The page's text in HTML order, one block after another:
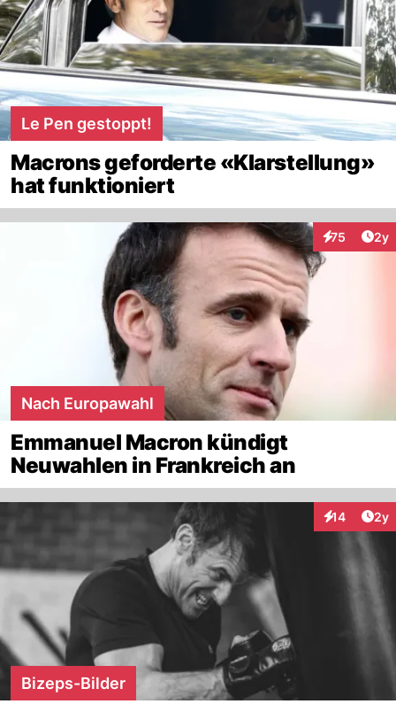
Le Pen gestoppt!
Macrons geforderte «Klarstellung»
hat funktioniert
75
Interaktionen
2y
Nach Europawahl
Emmanuel Macron kündigt
Neuwahlen in Frankreich an
14 2y
Bizeps-Bilder